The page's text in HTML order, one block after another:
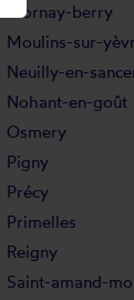
Mornay-berry
Moulins-sur-
Neuilly-en-
Nohant-en-goût
Osmery
Pigny
Précy
Primelles
Reigny
Saint-amand-